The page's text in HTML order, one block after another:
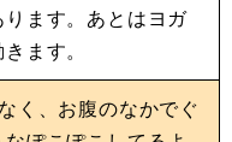
ます。あとはヨガ
ます。
く、お腹のなかでぐ